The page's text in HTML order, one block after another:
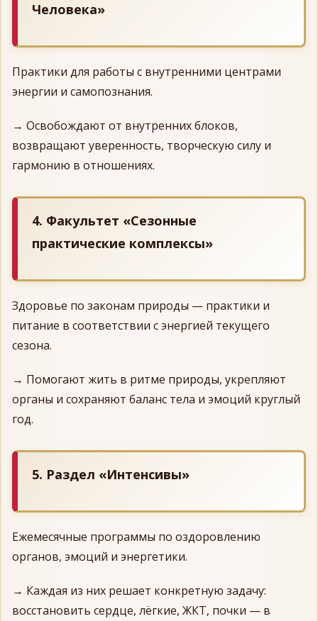
Человека»
Практики для работы с внутренними центрами
энергии и самопознания.
→ Освобождают от внутренних блоков,
возвращают уверенность, творческую силу и
гармонию в отношениях.
4. Факультет «Сезонные
практические комплексы»
Здоровье по законам природы — практики и
питание в соответствии с энергией текущего
сезона.
→ Помогают жить в ритме природы, укрепляют
органы и сохраняют баланс тела и эмоций круглый
год.
5. Раздел «Интенсивы»
Ежемесячные программы по оздоровлению
органов, эмоций и энергетики.
→ Каждая из них решает конкретную задачу:
восстановить сердце, лёгкие, ЖКТ, почки — в